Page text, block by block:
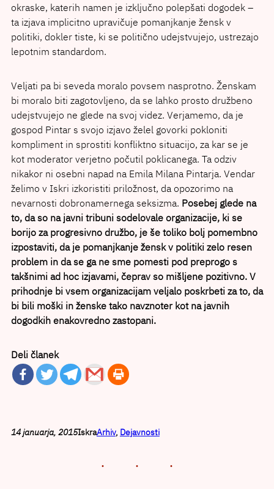
okraske, katerih namen je izključno polepšati dogodek –
ta izjava implicitno upravičuje pomanjkanje žensk v
politiki, dokler tiste, ki se politično udejstvujejo, ustrezajo
lepotnim standardom.
Veljati pa bi seveda moralo povsem nasprotno. Ženskam
bi moralo biti zagotovljeno, da se lahko prosto družbeno
udejstvujejo ne glede na svoj videz. Verjamemo, da je
gospod Pintar s svojo izjavo želel govorki pokloniti
kompliment in sprostiti konfliktno situacijo, za kar se je
kot moderator verjetno počutil poklicanega. Ta odziv
nikakor ni osebni napad na Emila Milana Pintarja. Vendar
želimo v Iskri izkoristiti priložnost, da opozorimo na
nevarnosti dobronamernega seksizma. Posebej glede na
to, da so na javni tribuni sodelovale organizacije, ki se
borijo za progresivno družbo, je še toliko bolj pomembno
izpostaviti, da je pomanjkanje žensk v politiki zelo resen
problem in da se ga ne sme pomesti pod preprogo s
takšnimi ad hoc izjavami, čeprav so mišljene pozitivno. V
prihodnje bi vsem organizacijam veljalo poskrbeti za to, da
bi bili moški in ženske tako navznoter kot na javnih
dogodkih enakovredno zastopani.
Deli članek
14 januarja, 2015IskraArhiv, Dejavnosti